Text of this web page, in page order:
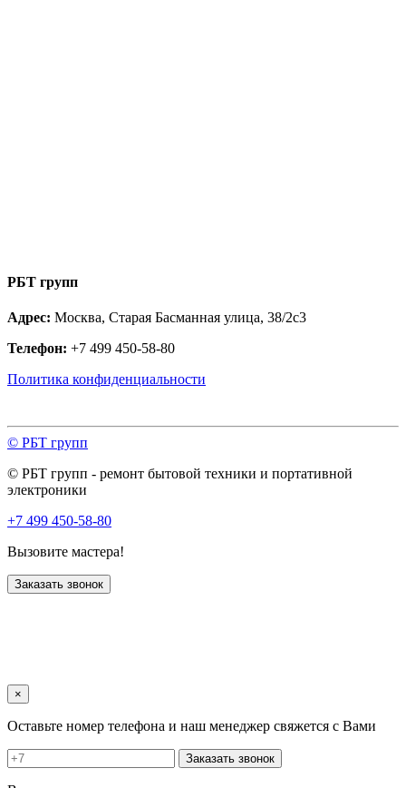
РБТ групп
Адрес: Москва, Старая Басманная улица, 38/2с3
Телефон: +7 499 450-58-80
Политика конфиденциальности
© РБТ групп
© РБТ групп - ремонт бытовой техники и портативной
электроники
+7 499 450-58-80
Вызовите мастера!
Заказать звонок
×
Оставьте номер телефона и наш менеджер свяжется с Вами
Заказать звонок